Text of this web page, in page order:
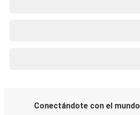
Conectándote con el mundo